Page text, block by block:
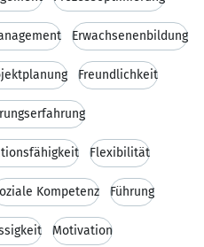
Erwachsenenbildung
Freundlichkeit
Flexibilität
Kompetenz Führung
Motivation